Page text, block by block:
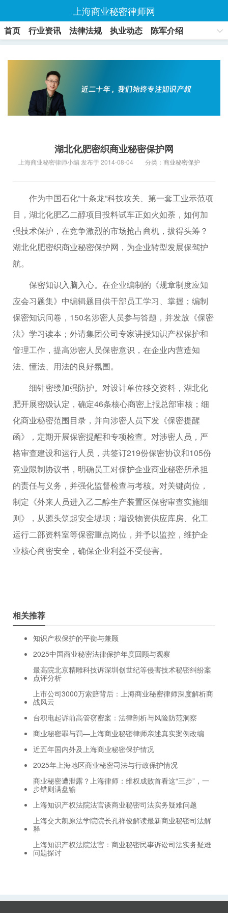
上海商业秘密律师网
首页 行业资讯 法律法规 执业动态
陈军介绍
湖北化肥密织商业秘密保护网
上海商业秘密律师小编 发布于 2014-08-04 分类： 商业秘密保护
作为中国石化“十条龙”科技攻关、第一套工业示范项
目，湖北化肥乙二醇项目投料试车正如火如荼，如何加
强技术保护，在竞争激烈的市场抢占商机，拔得头筹？
湖北化肥密织商业秘密保护网，为企业转型发展保驾护
航。
保密知识入脑入心。在企业编制的《规章制度应知
应会习题集》中编辑题目供干部员工学习、掌握；编制
保密知识问卷，150名涉密人员参与答题，并发放《保密
法》学习读本；外请集团公司专家讲授知识产权保护和
管理工作，提高涉密人员保密意识，在企业内营造知
法、懂法、用法的良好氛围。
细针密缕加强防护。对设计单位移交资料，湖北化
肥开展密级认定，确定46条核心商密上报总部审核；细
化商业秘密范围目录，并向涉密人员下发《保密提醒
函》，定期开展保密提醒和专项检查。对涉密人员，严
格审查建设和运行人员，共签订219份保密协议和105份
竞业限制协议书，明确员工对保护企业商业秘密所承担
的责任与义务，并强化监督检查与考核。对关键岗位，
制定《外来人员进入乙二醇生产装置区保密审查实施细
则》，从源头筑起安全堤坝；增设物资供应库房、化工
运行二部资料室等保密重点岗位，并予以监控，维护企
业核心商密安全，确保企业利益不受侵害。
相关推荐
知识产权保护的平衡与兼顾
2025中国商业秘密法律保护年度回顾与观察
最高院北京精雕科技诉深圳创世纪等侵害技术秘密纠纷案
点评分析
上市公司3000万索赔背后：上海商业秘密律师深度解析商
战风云
台积电起诉前高管窃密案：法律剖析与风险防范洞察
商业秘密罪与罚—上海商业秘密律师亲述真实案例改编
近五年国内外及上海商业秘密保护情况
2025年上海地区商业秘密司法与行政保护情况
商业秘密遭泄露？上海律师：维权成败首看这“三步”，一
步错则满盘输
上海知识产权法院法官谈商业秘密司法实务疑难问题
上海交大凯原法学院院长孔祥俊解读最新商业秘密司法解
释
上海知识产权法院法官：商业秘密民事诉讼司法实务疑难
问题探讨